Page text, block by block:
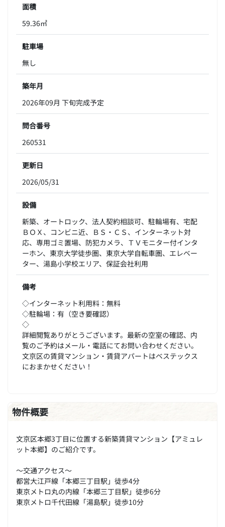
面積
59.36㎡
駐車場
無し
築年月
2026年09月 下旬完成予定
問合番号
260531
更新日
2026/05/31
設備
新築、オートロック、法人契約相談可、駐輪場有、宅配
ＢＯＸ、コンビニ近、ＢＳ・ＣＳ、インターネット対
応、専用ゴミ置場、防犯カメラ、ＴＶモニター付インタ
ーホン、東京大学徒歩圏、東京大学自転車圏、エレベー
ター、湯島小学校エリア、保証会社利用
備考
◇インターネット利用料：無料
◇駐輪場：有（空き要確認）
◇
詳細閲覧ありがとうございます。最新の空室の確認、内
覧のご予約はメール・電話にてお問い合わせください。
文京区の賃貸マンション・賃貸アパートはベステックス
におまかせください！
物件概要
文京区本郷3丁目に位置する新築賃貸マンション【アミュレ
ット本郷】のご紹介です。
～交通アクセス～
都営大江戸線「本郷三丁目駅」徒歩4分
東京メトロ丸の内線「本郷三丁目駅」徒歩6分
東京メトロ千代田線「湯島駅」徒歩10分